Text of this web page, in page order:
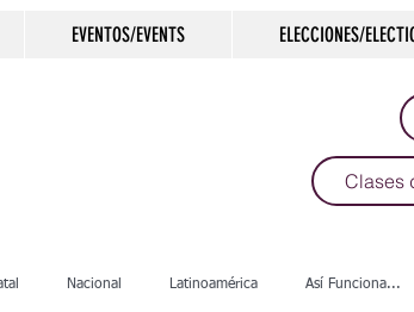
EVENTOS/EVENTS ELECCIONES/
Clases
Nacional Latinoamérica Así Funciona...